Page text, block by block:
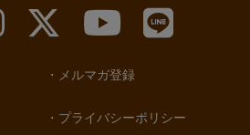
メルマガ登録
プライバシーポリシー